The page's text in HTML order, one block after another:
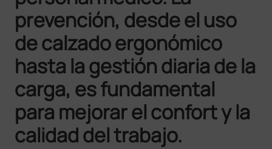
prevención, desde el uso
de calzado ergonómico
hasta la gestión diaria de la
carga, es fundamental
para mejorar el confort y la
calidad del trabajo.